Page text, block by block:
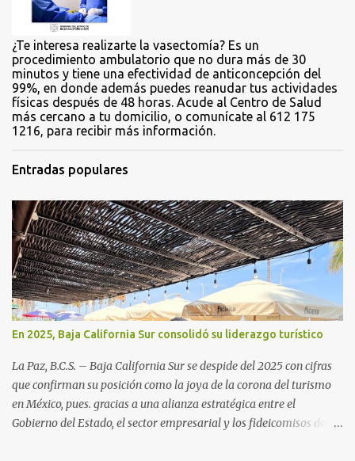
¿Te interesa realizarte la vasectomía? Es un
procedimiento ambulatorio que no dura más de 30
minutos y tiene una efectividad de anticoncepción del
99%, en donde además puedes reanudar tus actividades
físicas después de 48 horas. Acude al Centro de Salud
más cercano a tu domicilio, o comunícate al 612 175
1216, para recibir más información.
Entradas populares
En 2025, Baja California Sur consolidó su liderazgo turístico
La Paz, B.C.S. – Baja California Sur se despide del 2025 con cifras
que confirman su posición como la joya de la corona del turismo
en México, pues. gracias a una alianza estratégica entre el
Gobierno del Estado, el sector empresarial y los fideicomisos de